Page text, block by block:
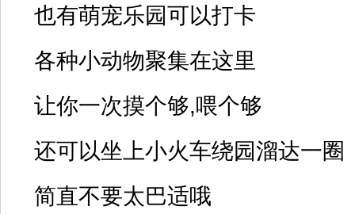
也有萌宠乐园可以打卡
各种小动物聚集在这里
让你一次摸个够,喂个够
还可以坐上小火车绕园溜达一圈
简直不要太巴适哦